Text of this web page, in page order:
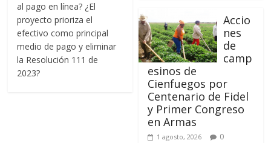
al pago en línea? ¿El
proyecto prioriza el
efectivo como principal
medio de pago y eliminar
la Resolución 111 de
2023?
Accio
nes
de
camp
esinos de
Cienfuegos por
Centenario de Fidel
y Primer Congreso
en Armas
1 agosto, 2026 0